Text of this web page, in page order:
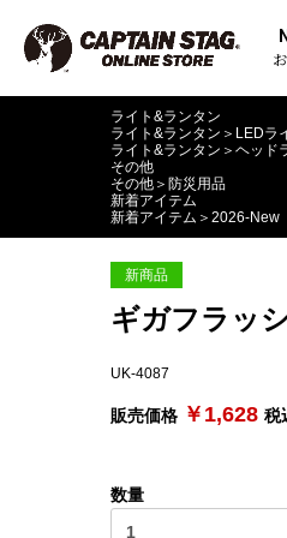
ライト&ランタン
ライト&ランタン ＞ LEDラ
ライト&ランタン ＞ ヘッド
その他
その他 ＞ 防災用品
新着アイテム
新着アイテム ＞ 2026-New
新商品
ギガフラッ
UK-4087
販売価格 ￥1,628 税
数量